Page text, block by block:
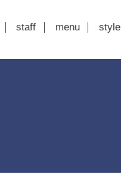
staff menu style